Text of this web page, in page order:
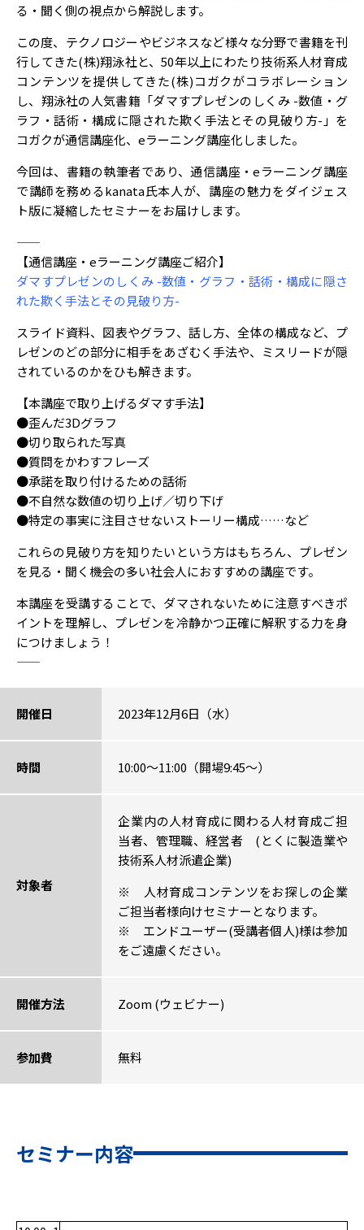
る・聞く側の視点から解説します。
この度、テクノロジーやビジネスなど様々な分野で書籍を刊
行してきた(株)翔泳社と、50年以上にわたり技術系人材育成
コンテンツを提供してきた(株)コガクがコラボレーション
し、翔泳社の人気書籍「ダマすプレゼンのしくみ -数値・グ
ラフ・話術・構成に隠された欺く手法とその見破り方-」を
コガクが通信講座化、eラーニング講座化しました。
今回は、書籍の執筆者であり、通信講座・eラーニング講座
で講師を務めるkanata氏本人が、講座の魅力をダイジェス
ト版に凝縮したセミナーをお届けします。
――――――――――――――――――――――――――――――――――――――――――――――――――――――――――――――
【通信講座・eラーニング講座ご紹介】
ダマすプレゼンのしくみ -数値・グラフ・話術・構成に隠さ
れた欺く手法とその見破り方-
スライド資料、図表やグラフ、話し方、全体の構成など、プ
レゼンのどの部分に相手をあざむく手法や、ミスリードが隠
されているのかをひも解きます。
【本講座で取り上げるダマす手法】
●歪んだ3Dグラフ
●切り取られた写真
●質問をかわすフレーズ
●承諾を取り付けるための話術
●不自然な数値の切り上げ／切り下げ
●特定の事実に注目させないストーリー構成……など
これらの見破り方を知りたいという方はもちろん、プレゼン
を見る・聞く機会の多い社会人におすすめの講座です。
本講座を受講することで、ダマされないために注意すべきポ
イントを理解し、プレゼンを冷静かつ正確に解釈する力を身
につけましょう！
――――――――――――――――――――――――――――――――――――――――――――――――――――――――――――――
開催日 2023年12月6日（水）
時間 10:00～11:00（開場9:45～）
対象者
企業内の人材育成に関わる人材育成ご担
当者、管理職、経営者 (とくに製造業や
技術系人材派遣企業)
※ 人材育成コンテンツをお探しの企業
ご担当者様向けセミナーとなります。
※ エンドユーザー(受講者個人)様は参加
をご遠慮ください。
開催方法 Zoom (ウェビナー)
参加費 無料
セミナー内容